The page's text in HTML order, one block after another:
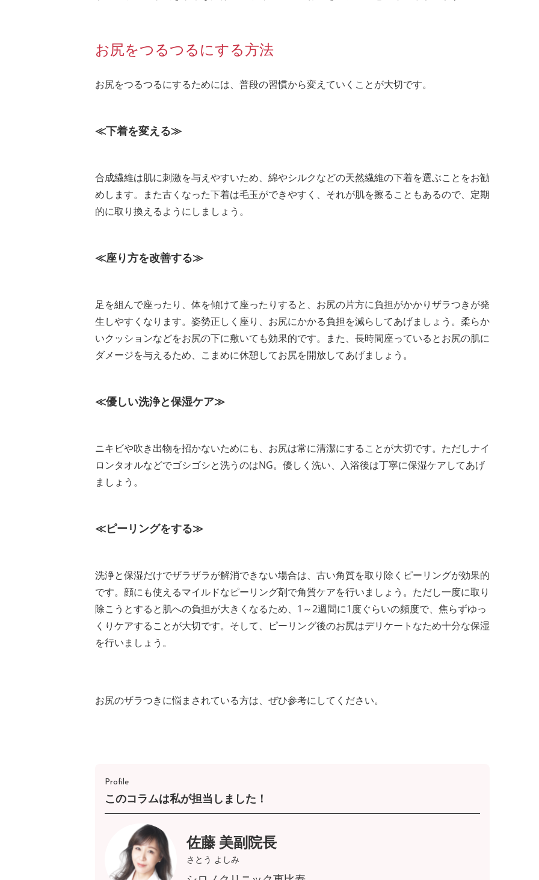
お尻をつるつるにする方法
お尻をつるつるにするためには、普段の習慣から変えていくことが大切です。
≪下着を変える≫
合成繊維は肌に刺激を与えやすいため、綿やシルクなどの天然繊維の下着を選ぶことをお勧
めします。また古くなった下着は毛玉ができやすく、それが肌を擦ることもあるので、定期
的に取り換えるようにしましょう。
≪座り方を改善する≫
足を組んで座ったり、体を傾けて座ったりすると、お尻の片方に負担がかかりザラつきが発
生しやすくなります。姿勢正しく座り、お尻にかかる負担を減らしてあげましょう。柔らか
いクッションなどをお尻の下に敷いても効果的です。また、長時間座っているとお尻の肌に
ダメージを与えるため、こまめに休憩してお尻を開放してあげましょう。
≪優しい洗浄と保湿ケア≫
ニキビや吹き出物を招かないためにも、お尻は常に清潔にすることが大切です。ただしナイ
ロンタオルなどでゴシゴシと洗うのはNG。優しく洗い、入浴後は丁寧に保湿ケアしてあげ
ましょう。
≪ピーリングをする≫
洗浄と保湿だけでザラザラが解消できない場合は、古い角質を取り除くピーリングが効果的
です。顔にも使えるマイルドなピーリング剤で角質ケアを行いましょう。ただし一度に取り
除こうとすると肌への負担が大きくなるため、1～2週間に1度ぐらいの頻度で、焦らずゆっ
くりケアすることが大切です。そして、ピーリング後のお尻はデリケートなため十分な保湿
を行いましょう。
お尻のザラつきに悩まされている方は、ぜひ参考にしてください。
Profile
このコラムは私が担当しました！
佐藤 美副院長
さとう よしみ